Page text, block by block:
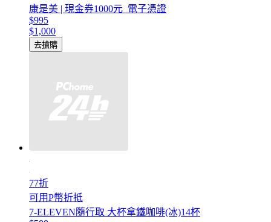
康是美 | 現金券1000元_電子憑證
$995
$1,000
去搶購
77折
可用P幣折抵
7-ELEVEN隨行取 大杯拿鐵咖啡(冰)14杯